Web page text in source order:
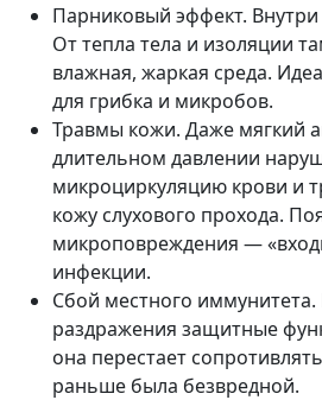
Парниковый эффект.
От тепла тела и изоляции
влажная, жаркая среда.
для грибка и микробов.
Травмы кожи. Даже мягкий
длительном давлении
микроциркуляцию крови и
кожу слухового прохода.
микроповреждения —
инфекции.
Сбой местного иммунитета.
раздражения защитные
она перестает
раньше была безвредной.